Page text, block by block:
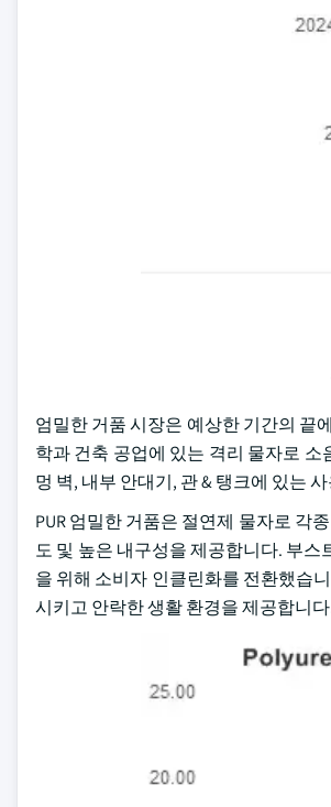
엄밀한 거품 시장은 예상한 기간의 끝
학과 건축 공업에 있는 격리 물자로
멍 벽, 내부 안대기, 관 & 탱크에 있는
PUR 엄밀한 거품은 절연제 물자로 각
도 및 높은 내구성을 제공합니다. 부
을 위해 소비자 인클린화를 전환했습
시키고 안락한 생활 환경을 제공합니